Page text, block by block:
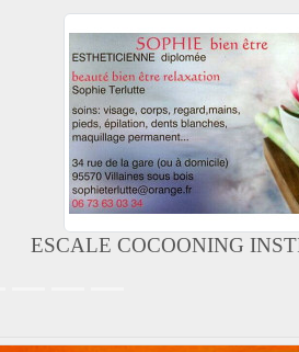
ESCALE COCOONING